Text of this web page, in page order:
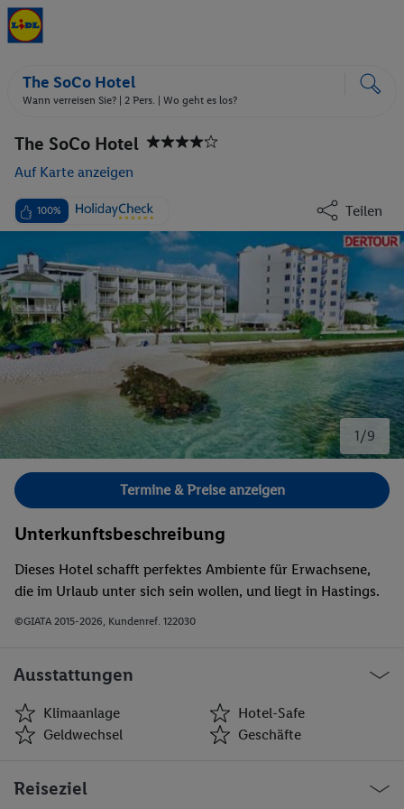
The SoCo Hotel
Wann verreisen Sie? | 2 Pers. | Wo geht es los?
The SoCo Hotel
Auf Karte anzeigen
100% Teilen
1/9
Bild 1 von 9.
Termine & Preise anzeigen
Unterkunftsbeschreibung
Dieses Hotel schafft perfektes Ambiente für Erwachsene,
die im Urlaub unter sich sein wollen, und liegt in Hastings.
©GIATA 2015-2026, Kundenref. 122030
Ausstattungen
Klimaanlage
Hotel-Safe
Geldwechsel
Geschäfte
Geldwechsel
Reiseziel